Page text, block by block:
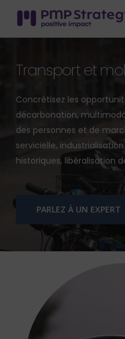
main
Transport et
Concrétisez les
décarbonation,
des personnes et de
servicielle,
historiques, libéralisation
PARLEZ À UN EXPERT